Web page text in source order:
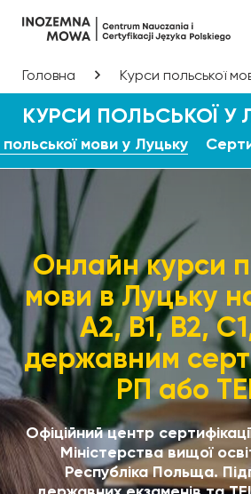
Головна Курси польської
КУРСИ ПОЛЬСЬКОЇ У
мови у Луцьку
Онлайн курси
мови в Луцьку
А2, В1, В2,
державним
РП або
Офіційний центр
Міністерства вищої
Республіка Польща.